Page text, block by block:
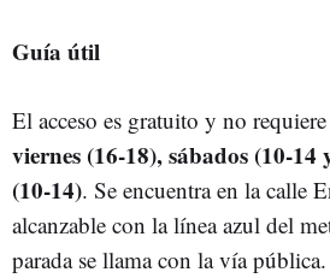
Guía útil
El acceso es gratuito y no requiere
viernes (16-18), sábados (10-
(10-14). Se encuentra en la calle
alcanzable con la línea azul del
parada se llama con la vía pública.